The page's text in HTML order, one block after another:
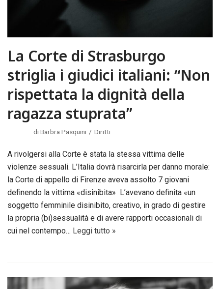
La Corte di Strasburgo
striglia i giudici italiani: “Non
rispettata la dignità della
ragazza stuprata”
diBarbra Pasquini Diritti
A rivolgersi alla Corte è stata la stessa vittima delle
violenze sessuali. L’Italia dovrà risarcirla per danno morale:
la Corte di appello di Firenze aveva assolto 7 giovani
definendo la vittima «disinibita» L’avevano definita «un
soggetto femminile disinibito, creativo, in grado di gestire
la propria (bi)sessualità e di avere rapporti occasionali di
cui nel contempo… Leggi tutto »